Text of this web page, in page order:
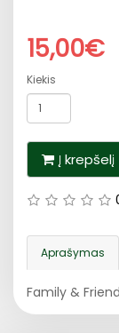
15,00€
Kiekis
Į krepšelį
Aprašymas
Family &